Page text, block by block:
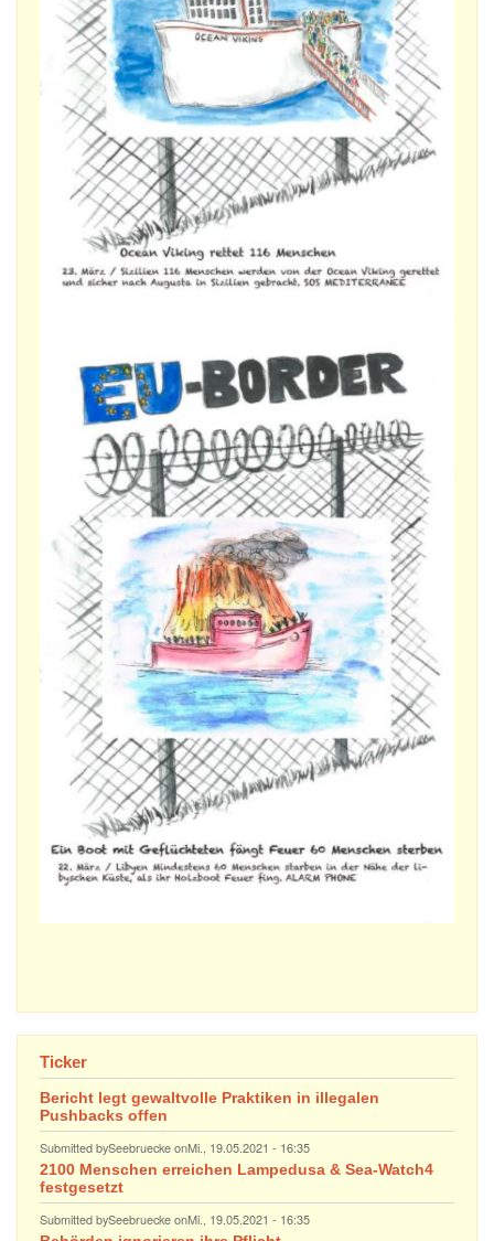
Ticker
Bericht legt gewaltvolle Praktiken in illegalen
Pushbacks offen
Submitted bySeebrueckeonMi., 19.05.2021 - 16:35
2100 Menschen erreichen Lampedusa & Sea-Watch4
festgesetzt
Submitted bySeebrueckeonMi., 19.05.2021 - 16:35